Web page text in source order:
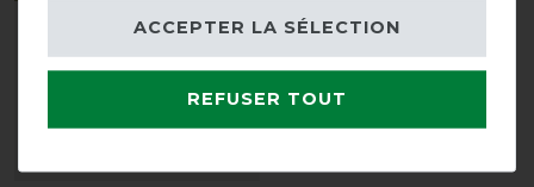
Weatherbeeta Stretch
Shoulder Guard - Marine
REFUSER TOUT
ACCEPTER LA SÉLECTION